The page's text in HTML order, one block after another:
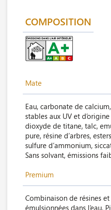
COMPOSITION
Mate
Eau, carbonate de
stables aux UV et
dioxyde de titane, talc,
pure, résine d’arbres,
sulfure d’ammonium,
Sans solvant, émissions
Premium
Combinaison de résines
émulsionnées dans l’eau.